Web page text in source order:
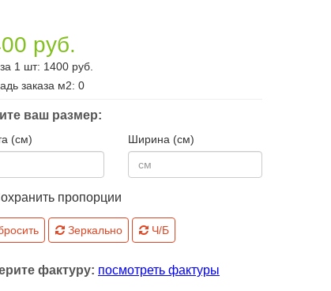
руб.
1 шт: 1400 руб.
заказа м2: 0
ваш размер:
(см) Ширина (см)
пропорции
Зеркально Ч/Б
фактуру: посмотреть фактуры